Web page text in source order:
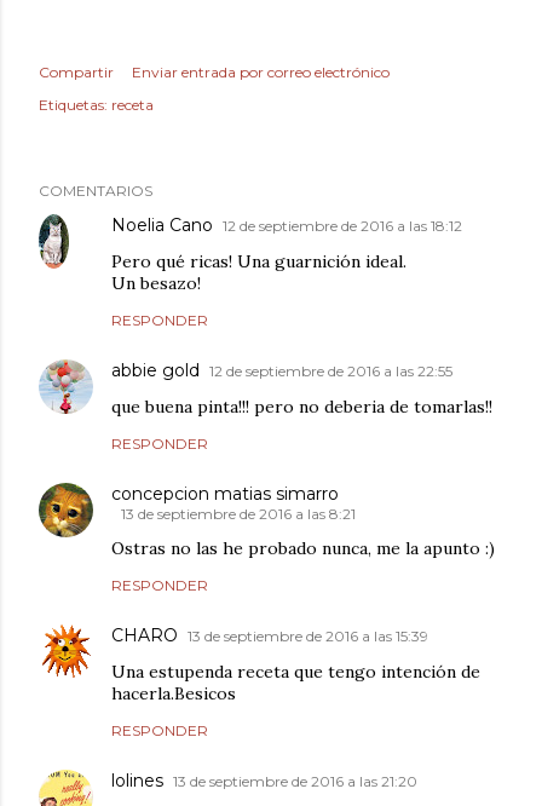
Compartir
Enviar entrada por correo electrónico
Etiquetas: receta
COMENTARIOS
Noelia Cano 12 de septiembre de 2016 a las 18:12
Pero qué ricas! Una guarnición ideal.
Un besazo!
RESPONDER
abbie gold 12 de septiembre de 2016 a las 22:55
que buena pinta!!! pero no deberia de tomarlas!!
RESPONDER
concepcion matias simarro
13 de septiembre de 2016 a las 8:21
Ostras no las he probado nunca, me la apunto :)
RESPONDER
CHARO 13 de septiembre de 2016 a las 15:39
Una estupenda receta que tengo intención de
hacerla.Besicos
RESPONDER
lolines 13 de septiembre de 2016 a las 21:20